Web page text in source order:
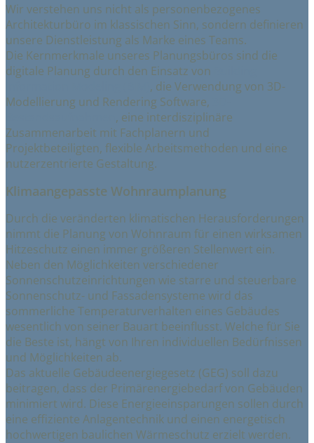
Wir verstehen uns nicht als personenbezogenes
Architekturbüro im klassischen Sinn, sondern definieren
unsere Dienstleistung als Marke eines Teams.
Die Kernmerkmale unseres Planungsbüros sind die
digitale Planung durch den Einsatz von
, die Verwendung von 3D-
Modellierung und Rendering Software,
, eine interdisziplinäre
Zusammenarbeit mit Fachplanern und
Projektbeteiligten, flexible Arbeitsmethoden und eine
nutzerzentrierte Gestaltung.
Klimaangepasste Wohnraumplanung
Durch die veränderten klimatischen Herausforderungen
nimmt die Planung von Wohnraum für einen wirksamen
Hitzeschutz einen immer größeren Stellenwert ein.
Neben den Möglichkeiten verschiedener
Sonnenschutzeinrichtungen wie starre und steuerbare
Sonnenschutz- und Fassadensysteme wird das
sommerliche Temperaturverhalten eines Gebäudes
wesentlich von seiner Bauart beeinflusst. Welche für Sie
die Beste ist, hängt von Ihren individuellen Bedürfnissen
und Möglichkeiten ab.
Das aktuelle Gebäudeenergiegesetz (GEG) soll dazu
beitragen, dass der Primärenergiebedarf von Gebäuden
minimiert wird. Diese Energieeinsparungen sollen durch
eine effiziente Anlagentechnik und einen energetisch
hochwertigen baulichen Wärmeschutz erzielt werden.